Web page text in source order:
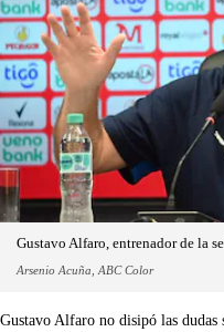
Gustavo Alfaro, entrenador de la
Arsenio Acuña, ABC Color
Gustavo Alfaro no disipó las